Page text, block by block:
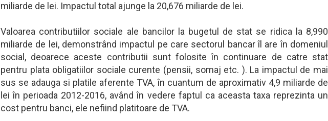
miliarde de lei. Impactul total ajunge la 20,676 miliarde de lei.
Valoarea contributiilor sociale ale bancilor la bugetul de stat se ridica la 8,990
miliarde de lei, demonstrând impactul pe care sectorul bancar îl are în domeniul
social, deoarece aceste contributii sunt folosite în continuare de catre stat
pentru plata obligatiilor sociale curente (pensii, somaj etc. ). La impactul de mai
sus se adauga si platile aferente TVA, în cuantum de aproximativ 4,9 miliarde de
lei în perioada 2012-2016, având în vedere faptul ca aceasta taxa reprezinta un
cost pentru banci, ele nefiind platitoare de TVA.